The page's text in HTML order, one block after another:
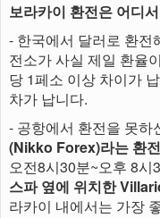
보라카이 환전은 어디
- 한국에서 달러로 환전
전소가 사실 제일 환율
당 1페소 이상 차이가
차가 납니다.
- 공항에서 환전을 못하
(Nikko Forex)라는 환
오전8시30분~오후 8시
스파 옆에 위치한
라카이 내에서는 가장